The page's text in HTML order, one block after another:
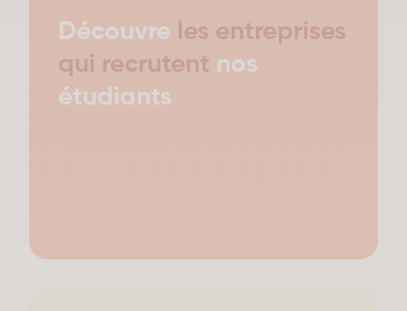
Découvre les entreprises
qui recrutent nos
étudiants